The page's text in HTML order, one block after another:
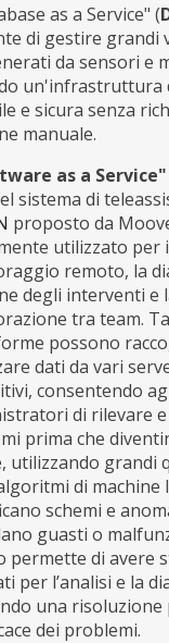
as a Service" (
di gestire grandi
da sensori e
un'infrastruttura
e sicura senza
manuale.
as a Service"
sistema di
proposto da
utilizzato per
remoto, la
degli interventi e
tra team.
possono
dati da vari
consentendo
di rilevare
prima che
utilizzando grandi
di machine
schemi e
guasti o
permette di avere
per l’analisi e la
una risoluzione
dei problemi.